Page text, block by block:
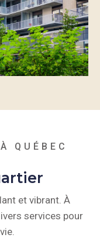
QUÉBEC
et vibrant. À
services pour